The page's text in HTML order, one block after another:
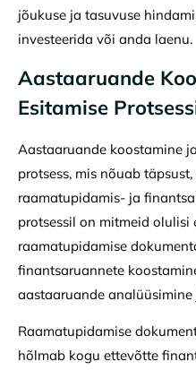
jõukuse ja tasuvuse
investeerida või anda laenu.
Aastaaruande
Esitamise
Aastaaruande koostamine
protsess, mis nõuab
raamatupidamis- ja
protsessil on mitmeid olulisi
raamatupidamise
finantsaruannete
aastaaruande
Raamatupidamise
hõlmab kogu ettevõtte